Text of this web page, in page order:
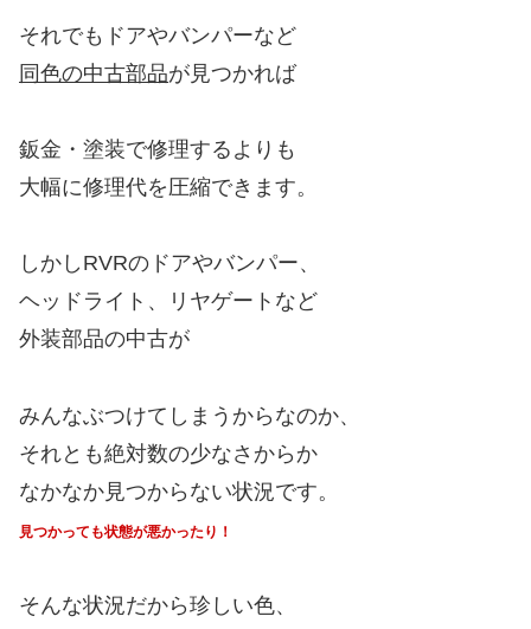
それでもドアやバンパーなど
同色の中古部品が見つかれば
鈑金・塗装で修理するよりも
大幅に修理代を圧縮できます。
しかしRVRのドアやバンパー、
ヘッドライト、リヤゲートなど
外装部品の中古が
みんなぶつけてしまうからなのか、
それとも絶対数の少なさからか
なかなか見つからない状況です。
見つかっても状態が悪かったり！
そんな状況だから珍しい色、